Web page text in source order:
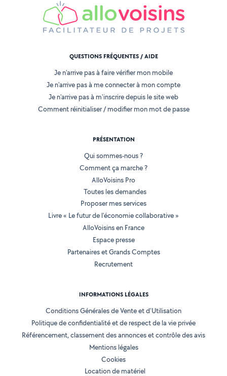
QUESTIONS FRÉQUENTES / AIDE
Je n'arrive pas à faire vérifier mon mobile
Je n'arrive pas à me connecter à mon compte
Je n'arrive pas à m'inscrire depuis le site web
Comment réinitialiser / modifier mon mot de passe
PRÉSENTATION
Qui sommes-nous ?
Comment ça marche ?
AlloVoisins Pro
Toutes les demandes
Proposer mes services
Livre « Le futur de l'économie collaborative »
AlloVoisins en France
Espace presse
Partenaires et Grands Comptes
Recrutement
INFORMATIONS LÉGALES
Conditions Générales de Vente et d'Utilisation
Politique de confidentialité et de respect de la vie privée
Référencement, classement des annonces et contrôle des avis
Mentions légales
Cookies
Location de matériel